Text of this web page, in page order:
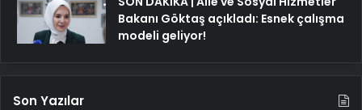
Bakanı Göktaş açıkladı: Esnek çalışma
modeli geliyor!
Son Yazılar